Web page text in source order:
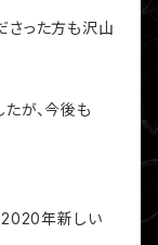
った方も沢山
が、今後も
2020年新しい